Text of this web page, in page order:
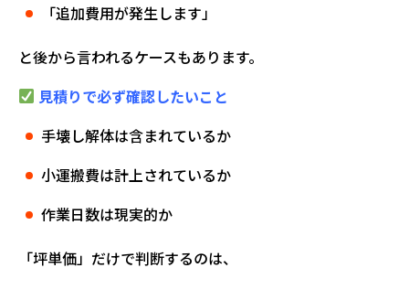
「追加費用が発生します」
と後から言われるケースもあります。
見積りで必ず確認したいこと
手壊し解体は含まれているか
小運搬費は計上されているか
作業日数は現実的か
「坪単価」だけで判断するのは、